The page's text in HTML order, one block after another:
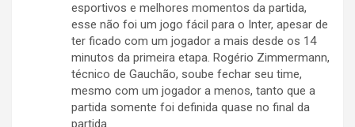
esportivos e melhores momentos da partida,
esse não foi um jogo fácil para o Inter, apesar de
ter ficado com um jogador a mais desde os 14
minutos da primeira etapa. Rogério Zimmermann,
técnico de Gauchão, soube fechar seu time,
mesmo com um jogador a menos, tanto que a
partida somente foi definida quase no final da
partida.